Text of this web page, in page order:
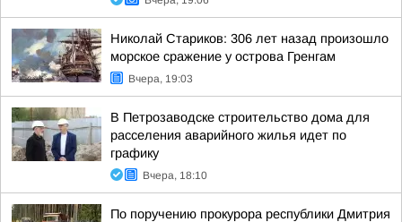
Николай Стариков: 306 лет назад произошло
морское сражение у острова Гренгам
Вчера, 19:03
В Петрозаводске строительство дома для
расселения аварийного жилья идет по
графику
Вчера, 18:10
По поручению прокурора республики Дмитрия